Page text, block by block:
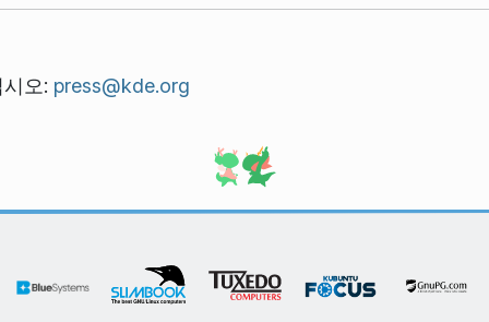
오: press@kde.org